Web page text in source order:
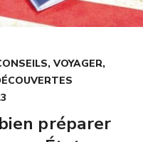
, VOYAGER,
préparer